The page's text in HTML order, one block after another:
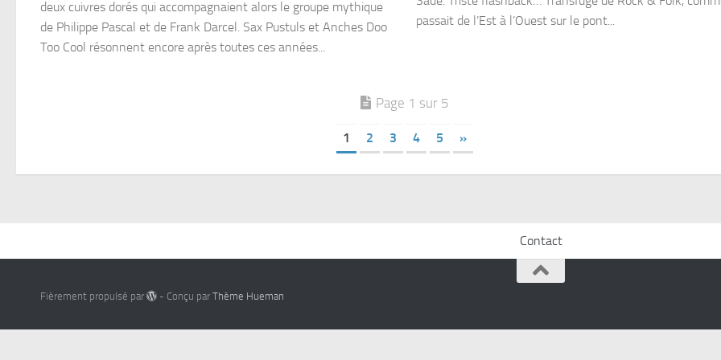
deux cuivres dorés qui accompagnaient alors le groupe mythique
de Philippe Pascal et de Frank Darcel. Sax Pustuls et Anches Doo
Too Cool résonnent encore après toutes ces années...
passait de l’Est à l’Ouest sur le pont...
Page 1 sur 5
1 2 3 4 5 »
Contact
Fièrement propulsé par - Conçu parThème Hueman